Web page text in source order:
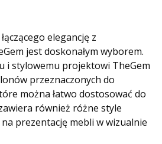
elegancję z
jest doskonałym wyborem.
i stylowemu projektowi TheGem
przeznaczonych do
można łatwo dostosować do
również różne style
prezentację mebli w wizualnie